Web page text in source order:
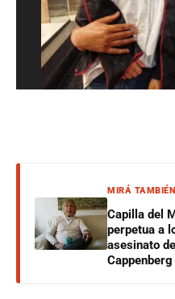
MIRÁ TAMBIÉN
Capilla del
perpetua a
asesinato
Cappenberg